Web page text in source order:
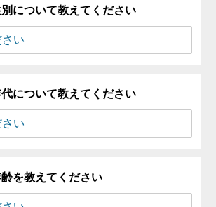
について教えてください
について教えてください
を教えてください